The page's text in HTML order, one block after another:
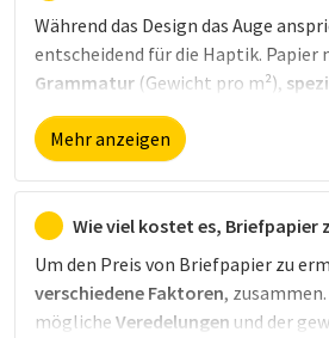
Während das Design das Auge
entscheidend für die Haptik. Papier
Grammatur (Gewicht pro m²),
Beschichtungen
Materialien(z. B. Leinen) wirkt
Eine kostengünstige Alternative
oder Recyclingpapier. Entdecken
große Auswahl an Papiersorten
Mehr anzeigen
Wie viel kostet es, Briefpapier
Um den Preis von Briefpapier zu
verschiedene Faktoren, zusammen.
mögliche Veredelungen und der